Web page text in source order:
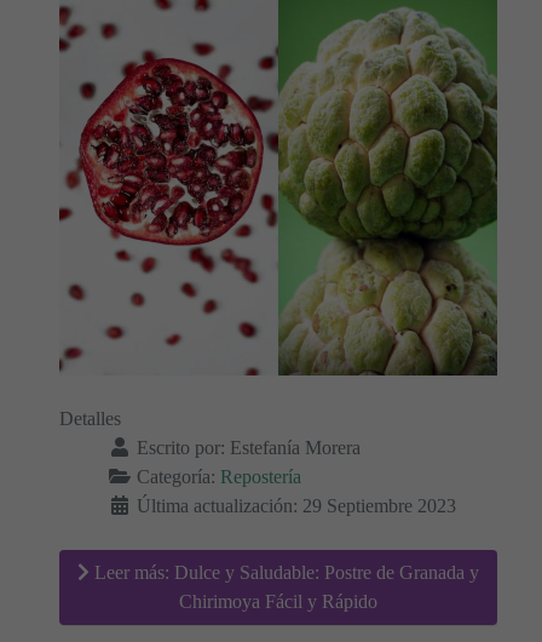
Detalles
Escrito por: Estefanía Morera
Categoría: Repostería
Última actualización: 29 Septiembre 2023
Leer más: Dulce y Saludable: Postre de Granada y
Chirimoya Fácil y Rápido